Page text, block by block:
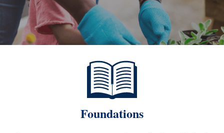
Foundations